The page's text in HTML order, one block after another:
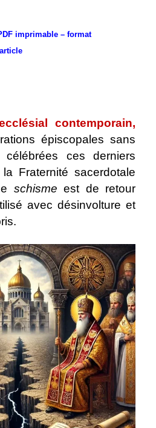
imprimable – format
contemporain,
épiscopales sans
célébrées ces derniers
Fraternité sacerdotale
schisme est de retour
avec désinvolture et